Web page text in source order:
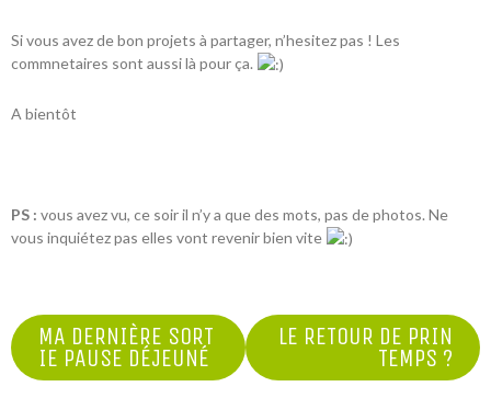
Si vous avez de bon projets à partager, n’hesitez pas ! Les
commnetaires sont aussi là pour ça.
A bientôt
PS : vous avez vu, ce soir il n’y a que des mots, pas de photos. Ne
vous inquiétez pas elles vont revenir bien vite
NAVIGATION
DE
MA DERNIÈRE SORT
IE PAUSE DÉJEUNÉ
LE RETOUR DE PRIN
TEMPS ?